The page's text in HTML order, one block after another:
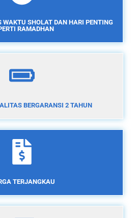
WAKTU SHOLAT DAN HARI PENTING
RAMADHAN
BERGARANSI 2 TAHUN
TERJANGKAU